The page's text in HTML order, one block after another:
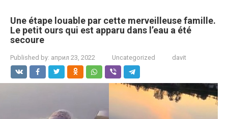
Une étape louable par cette merveilleuse famille.
Le petit ours qui est apparu dans l’eau a été
secoure
Published by: април 23, 2022 Uncategorized davit